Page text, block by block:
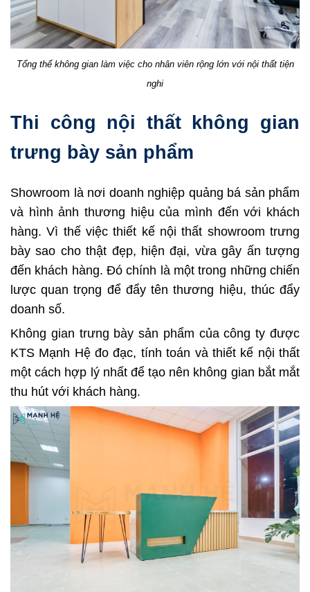
Tổng thể không gian làm việc cho nhân viên rộng lớn với nội thất tiện
nghi
Thi công nội thất không gian
trưng bày sản phẩm
Showroom là nơi doanh nghiệp quảng bá sản phẩm
và hình ảnh thương hiệu của mình đến với khách
hàng. Vì thế việc thiết kế nội thất showroom trưng
bày sao cho thật đẹp, hiện đại, vừa gây ấn tượng
đến khách hàng. Đó chính là một trong những chiến
lược quan trọng để đẩy tên thương hiệu, thúc đẩy
doanh số.
Không gian trưng bày sản phẩm của công ty được
KTS Mạnh Hệ đo đạc, tính toán và thiết kế nội thất
một cách hợp lý nhất để tạo nên không gian bắt mắt
thu hút với khách hàng.